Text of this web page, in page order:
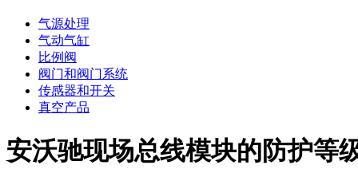
气源处理
气动气缸
比例阀
阀门和阀门系统
传感器和开关
真空产品
安沃驰现场总线模块的防护等